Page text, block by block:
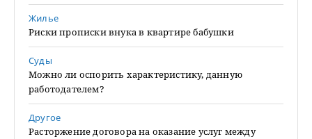
Жилье
Риски прописки внука в квартире бабушки
Суды
Можно ли оспорить характеристику, данную
работодателем?
Другое
Расторжение договора на оказание услуг между